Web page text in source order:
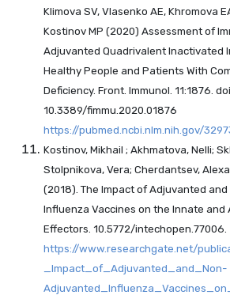
Klimova SV, Vlasenko AE, Khromova
Kostinov MP (2020) Assessment of
Adjuvanted Quadrivalent Inactivated
Healthy People and Patients With
Deficiency. Front. Immunol. 11:1876.
10.3389/fimmu.2020.01876
https://pubmed.ncbi.nlm.nih.gov/
Kostinov, Mikhail ; Akhmatova, Nelli;
Stolpnikova, Vera; Cherdantsev,
(2018). The Impact of Adjuvanted
Influenza Vaccines on the Innate and
Effectors. 10.5772/intechopen.77006.
https://www.researchgate.net/
_Impact_of_Adjuvanted_and_Non-